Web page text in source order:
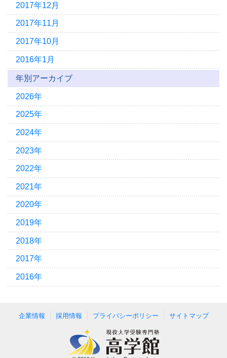
2017年12月
2017年11月
2017年10月
2016年1月
年別アーカイブ
2026年
2025年
2024年
2023年
2022年
2021年
2020年
2019年
2018年
2017年
2016年
企業情報 採用情報 プライバシーポリシー サイトマップ